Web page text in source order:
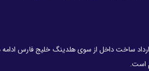
است.